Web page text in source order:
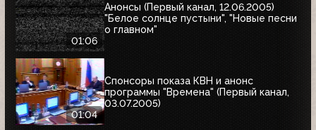
01:06
Анонсы (Первый канал, 12.06.2005)
"Белое солнце пустыни", "Новые песни
о главном"
01:04
Спонсоры показа КВН и анонс
программы "Времена" (Первый канал,
03.07.2005)